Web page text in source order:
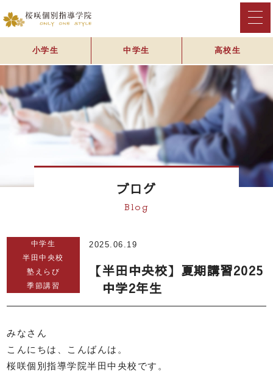
小学生 中学生 高校生
ブログ
Blog
中学生
半田中央校
塾えらび
季節講習
2025.06.19
【半田中央校】夏期講習2025
中学2年生
みなさん
こんにちは、こんばんは。
桜咲個別指導学院半田中央校です。